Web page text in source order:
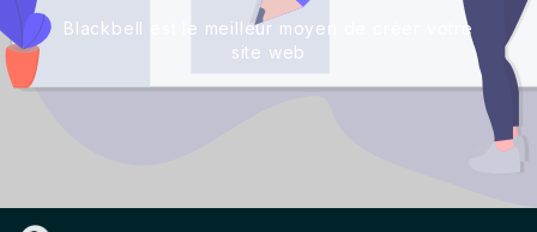
Blackbell est le meilleur moyen de créer votre
site web